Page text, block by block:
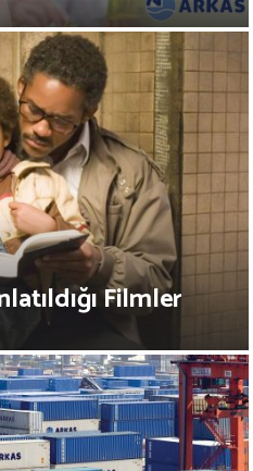
Filmler